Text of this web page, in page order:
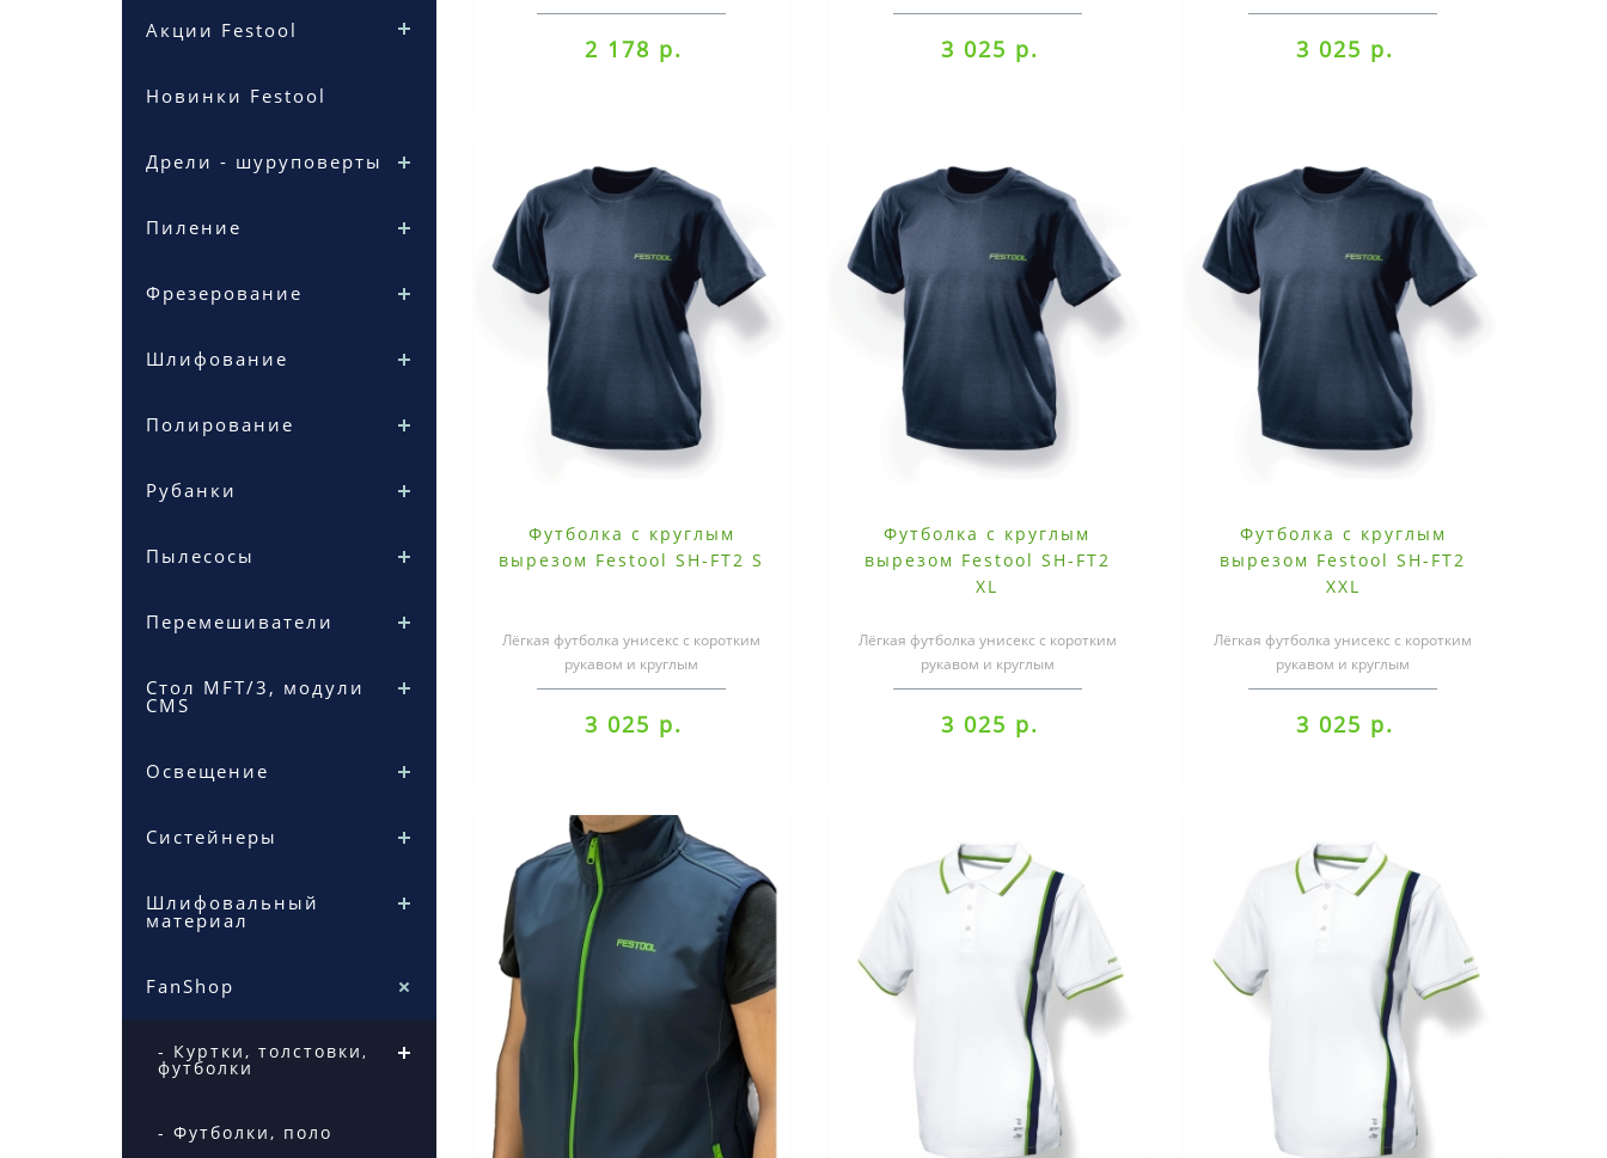
Акции Festool
Новинки Festool
Дрели - шуруповерты
Пиление
Фрезерование
Шлифование
Полирование
Рубанки
Пылесосы
Перемешиватели
Стол MFT/3, модули
CMS
Освещение
Систейнеры
Шлифовальный
материал
FanShop
- Куртки, толстовки,
футболки
- Футболки, поло
2 178 р.
вырезом.материал: 95 % хлопок, 5 %
эластан, 200..
3 025 р.
вырезом.материал: 95 % хлопок, 5 %
эластан, 200..
3 025 р.
Футболка с круглым
вырезом Festool SH-FT2 S
Лёгкая футболка унисекс с коротким
рукавом и круглым
вырезом.материал: 95 % хлопок, 5 %
эластан, 200..
3 025 р.
Футболка с круглым
вырезом Festool SH-FT2
XL
Лёгкая футболка унисекс с коротким
рукавом и круглым
вырезом.материал: 95 % хлопок, 5 %
эластан, 200..
3 025 р.
Футболка с круглым
вырезом Festool SH-FT2
XXL
Лёгкая футболка унисекс с коротким
рукавом и круглым
вырезом.материал: 95 % хлопок, 5 %
эластан, 200..
3 025 р.